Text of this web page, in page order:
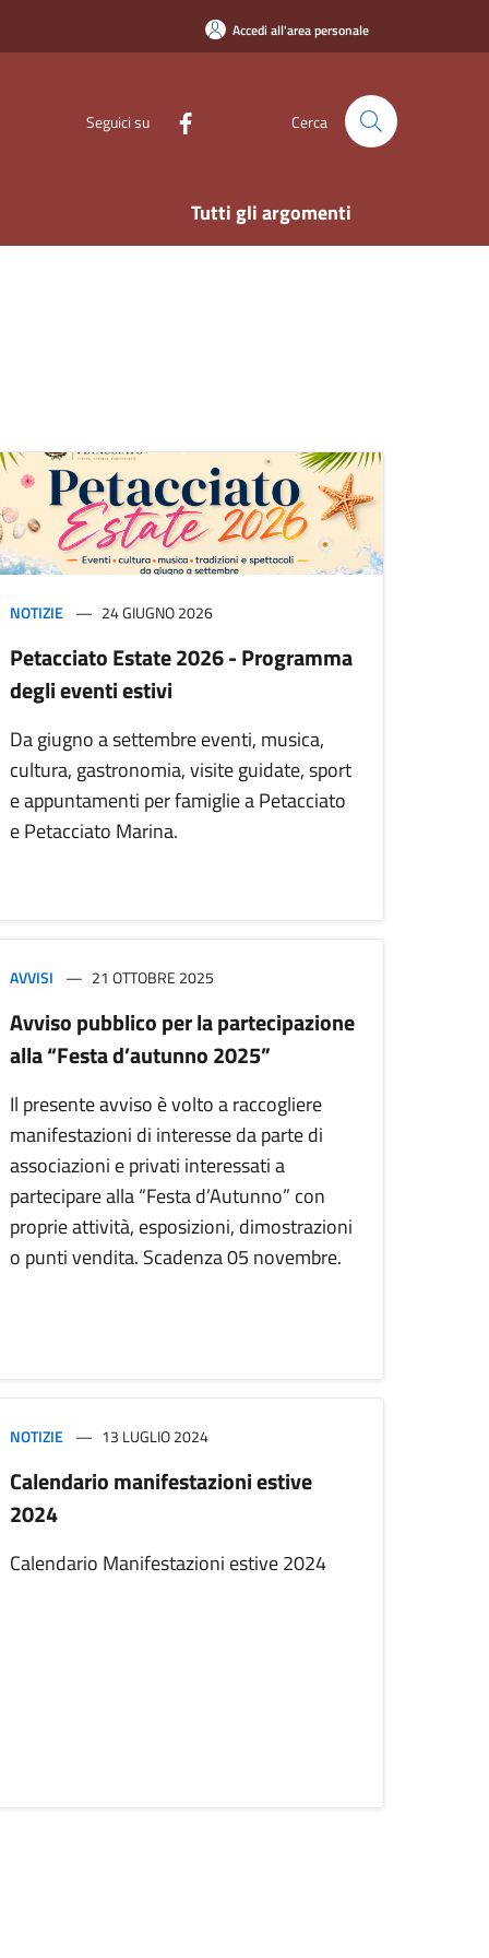
Accedi all'area personale
Seguici su Cerca
Tutti gli argomenti
NOTIZIE 24 GIUGNO 2026
Petacciato Estate 2026 - Programma
degli eventi estivi
Da giugno a settembre eventi, musica,
cultura, gastronomia, visite guidate, sport
e appuntamenti per famiglie a Petacciato
e Petacciato Marina.
AVVISI 21 OTTOBRE 2025
Avviso pubblico per la partecipazione
alla “Festa d’autunno 2025”
Il presente avviso è volto a raccogliere
manifestazioni di interesse da parte di
associazioni e privati interessati a
partecipare alla “Festa d’Autunno” con
proprie attività, esposizioni, dimostrazioni
o punti vendita. Scadenza 05 novembre.
NOTIZIE 13 LUGLIO 2024
Calendario manifestazioni estive
2024
Calendario Manifestazioni estive 2024